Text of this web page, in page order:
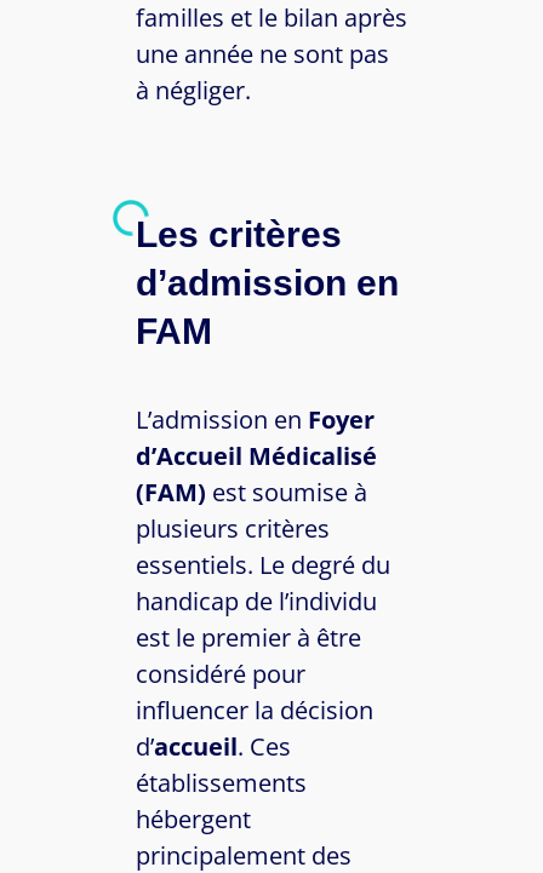
familles et le bilan après
une année ne sont pas
à négliger.
Les critères
d’admission en
FAM
L’admission en Foyer
d’Accueil Médicalisé
(FAM) est soumise à
plusieurs critères
essentiels. Le degré du
handicap de l’individu
est le premier à être
considéré pour
influencer la décision
d’accueil. Ces
établissements
hébergent
principalement des